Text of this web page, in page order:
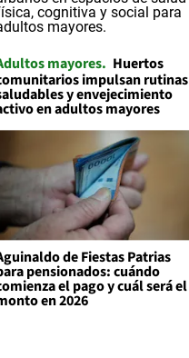
mayores Huertos
impulsan rutinas
y envejecimiento
en adultos mayores
de Fiestas Patrias
pensionados: cuándo
el pago y cuál será el
en 2026